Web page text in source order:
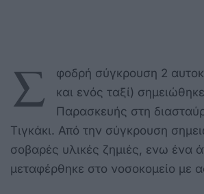
Σ
φοδρή σύγκρουση 2
και ενός ταξί)
Παρασκευής στη
Τιγκάκι. Από την σύγκρουση
σοβαρές υλικές ζημιές, ενω ένα
μεταφέρθηκε στο νοσοκομείο με